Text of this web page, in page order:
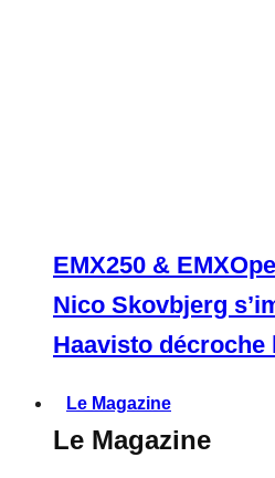
EMX250 &
Nico Skovbjerg
Haavisto décroche
Le Magazine
Le Magazine